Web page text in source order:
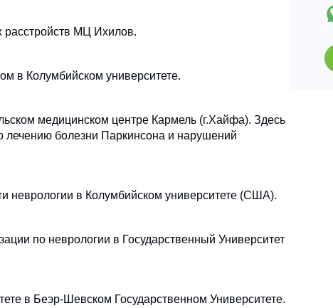
расстройств МЦ Ихилов.
в Колумбийском университете.
медицинском центре Кармель (г.Хайфа). Здесь
лечению болезни Паркинсона и нарушений
неврологии в Колумбийском университете (США).
по неврологии в Государственный Университет
в Беэр-Шевском Государственном Университете.